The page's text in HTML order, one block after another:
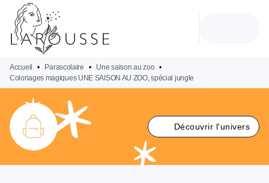
MENU
PIED DE PAGE
Accueil • Parascolaire • Une saison au zoo •
Coloriages magiques UNE SAISON AU ZOO, spécial jungle
Découvrir l'univers